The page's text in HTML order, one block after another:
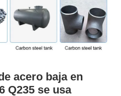
acero baja en
Q235 se usa